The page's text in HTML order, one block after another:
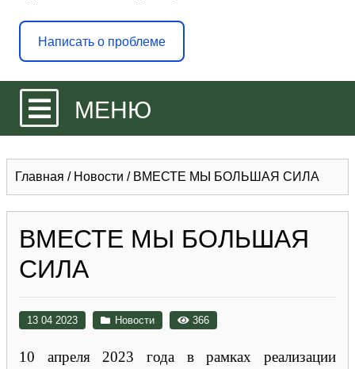
Написать о проблеме
МЕНЮ
Главная / Новости / ВМЕСТЕ МЫ БОЛЬШАЯ СИЛА
ВМЕСТЕ МЫ БОЛЬШАЯ
СИЛА
13 04 2023 Новости 366
10 апреля 2023 года в рамках реализации